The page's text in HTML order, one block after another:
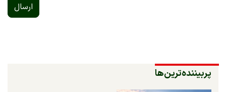
ارسال
پربیننده‌ترین‌ها